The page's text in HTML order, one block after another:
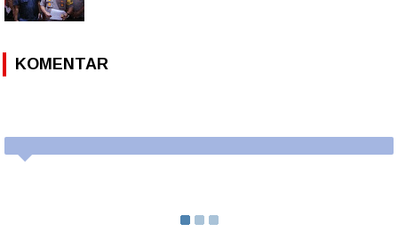
KOMENTAR